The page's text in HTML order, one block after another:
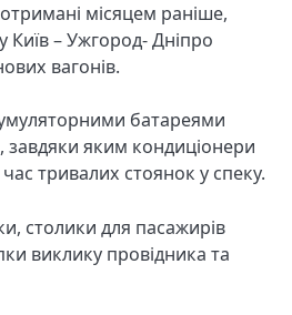
місяцем раніше,
Київ – Ужгород- Дніпро
вагонів.
батареями
завдяки яким кондиціонери
тривалих стоянок у спеку.
столики для пасажирів
виклику провідника та